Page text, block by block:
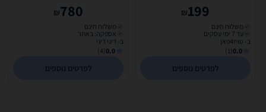
199
₪
משלוח חינם
עד 7 ימי עסקים
ב- טויז4פאן
0.0
(1)
לפרטים נוספים
780
₪
משלוח חינם
אספקה: באתר
ב- דיגי דיגי
0.0
(4)
לפרטים נוספים